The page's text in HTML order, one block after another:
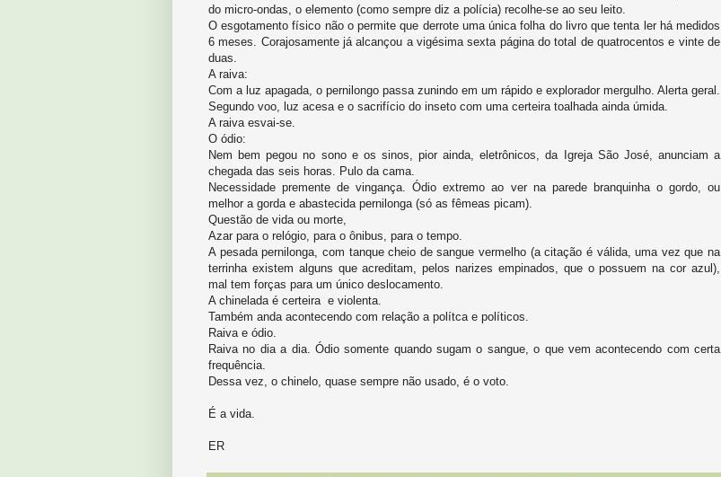
do micro-ondas, o elemento (como sempre diz a polícia) recolhe-se ao seu leito.
O esgotamento físico não o permite que derrote uma única folha do livro que tenta ler há medidos
6 meses. Corajosamente já alcançou a vigésima sexta página do total de quatrocentos e vinte de
duas.
A raiva:
Com a luz apagada, o pernilongo passa zunindo em um rápido e explorador mergulho. Alerta geral.
Segundo voo, luz acesa e o sacrifício do inseto com uma certeira toalhada ainda úmida.
A raiva esvai-se.
O ódio:
Nem bem pegou no sono e os sinos, pior ainda, eletrônicos, da Igreja São José, anunciam a
chegada das seis horas. Pulo da cama.
Necessidade premente de vingança. Ódio extremo ao ver na parede branquinha o gordo, ou
melhor a gorda e abastecida pernilonga (só as fêmeas picam).
Questão de vida ou morte,
Azar para o relógio, para o ônibus, para o tempo.
A pesada pernilonga, com tanque cheio de sangue vermelho (a citação é válida, uma vez que na
terrinha existem alguns que acreditam, pelos narizes empinados, que o possuem na cor azul),
mal tem forças para um único deslocamento.
A chinelada é certeira e violenta.
Também anda acontecendo com relação a polítca e políticos.
Raiva e ódio.
Raiva no dia a dia. Ódio somente quando sugam o sangue, o que vem acontecendo com certa
frequência.
Dessa vez, o chinelo, quase sempre não usado, é o voto.
É a vida.
ER